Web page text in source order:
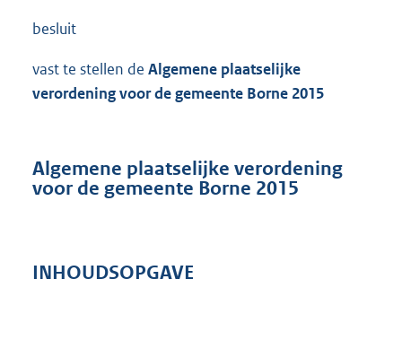
besluit
vast te stellen de Algemene plaatselijke
verordening voor de gemeente Borne 2015
Algemene plaatselijke verordening
voor de gemeente Borne 2015
INHOUDSOPGAVE